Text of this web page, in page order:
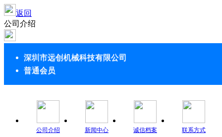
返回
公司介绍
深圳市远创机械科技有限公司
普通会员
公司介绍 新闻中心 诚信档案 联系方式